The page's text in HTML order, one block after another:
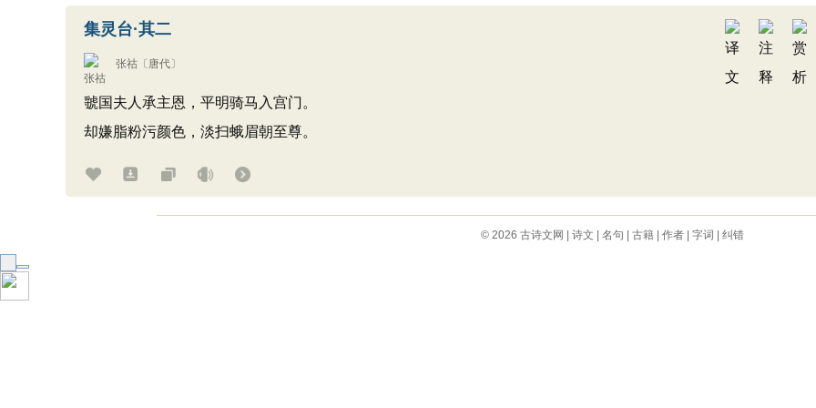
集灵台·其二
张祜 〔唐代〕
虢国夫人承主恩，平明骑马入宫门。
却嫌脂粉污颜色，淡扫蛾眉朝至尊。
© 2026 古诗文网 诗文 名句 古籍| 作者| 字词 纠错